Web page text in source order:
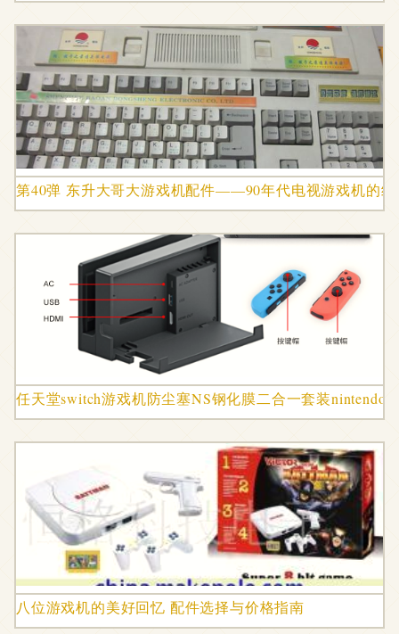
第40弹 东升大哥大游戏机配件——90年代电视游戏机的经
任天堂switch游戏机防尘塞NS钢化膜二合一套装nintendo
八位游戏机的美好回忆 配件选择与价格指南